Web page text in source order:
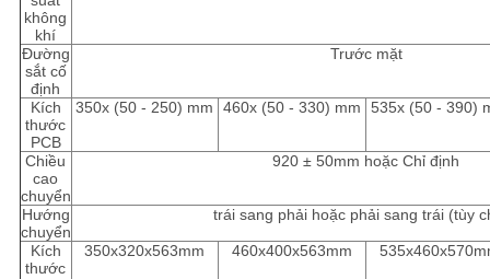
không
khí
Đường
sắt cố
định
Trước mặt
Kích
thước
PCB
350x (50 - 250) mm 460x (50 - 330) mm 535x (50 - 390)
Chiều
cao
chuyển
920 ± 50mm hoặc Chỉ định
Hướng
chuyển
trái sang phải hoặc phải sang trái (tùy
Kích
thước
350x320x563mm 460x400x563mm